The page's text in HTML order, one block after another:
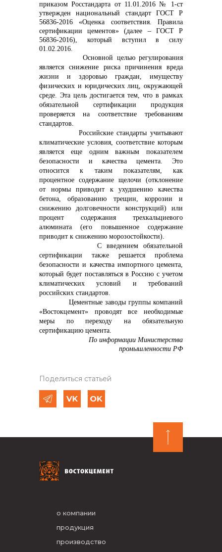
приказом Росстандарта от 11.01.2016 № 1-ст
утвержден национальный стандарт ГОСТ Р
56836-2016 «Оценка соответствия. Правила
сертификации цементов» (далее – ГОСТ Р
56836-2016), который вступил в силу
01.02.2016.
Основной целью регулирования
является снижение риска причинения вреда
жизни и здоровью граждан, имуществу
физических и юридических лиц, окружающей
среде. Эта цель достигается тем, что в рамках
обязательной сертификации продукция
проверяется на соответствие требованиям
стандартов.
Российские стандарты учитывают
климатические условия, соответствие которым
является еще одним важным показателем
безопасности и качества цемента. Это
относится к таким показателям, как
процентное содержание щелочи (отклонение
от нормы приводит к ухудшению качества
бетона, образованию трещин, коррозии и
снижению долговечности конструкций) или
процент содержания трехкальциевого
алюмината (его повышенное содержание
приводит к снижению морозостойкости).
С введением обязательной
сертификации также решается проблема
безопасности и качества импортного цемента,
который будет поставляться в Россию с учетом
климатических условий и требований
российских стандартов.
Цементные заводы группы компаний
«Востокцемент» проводят все необходимые
меры по переходу на обязательную
сертификацию цемента.
По информации Министерства
промышленности РФ
Поделиться статьей
о компании
продукция
производство